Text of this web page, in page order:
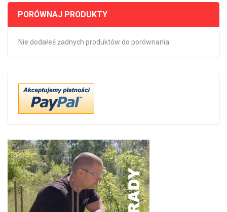
PORÓWNAJ PRODUKTY
Nie dodałeś żadnych produktów do porównania.